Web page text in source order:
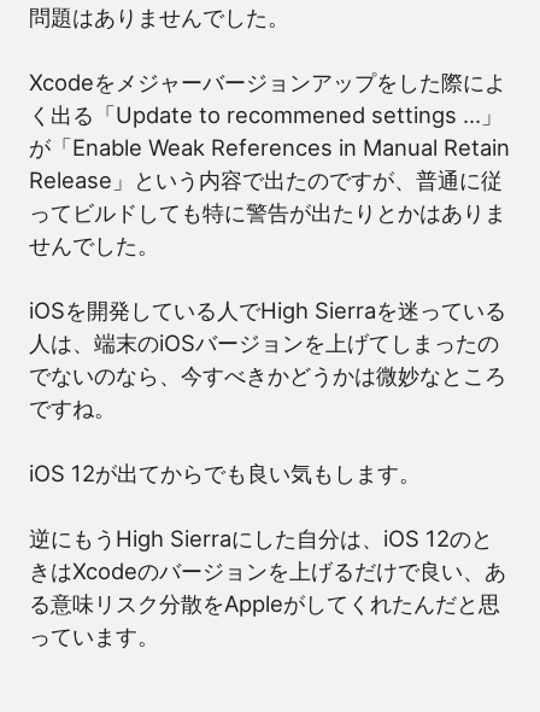
問題はありませんでした。
Xcodeをメジャーバージョンアップをした際によ
く出る「Update to recommened settings ...」
が「Enable Weak References in Manual Retain
Release」という内容で出たのですが、普通に従
ってビルドしても特に警告が出たりとかはありま
せんでした。
iOSを開発している人でHigh Sierraを迷っている
人は、端末のiOSバージョンを上げてしまったの
でないのなら、今すべきかどうかは微妙なところ
ですね。
iOS 12が出てからでも良い気もします。
逆にもうHigh Sierraにした自分は、iOS 12のと
きはXcodeのバージョンを上げるだけで良い、あ
る意味リスク分散をAppleがしてくれたんだと思
っています。